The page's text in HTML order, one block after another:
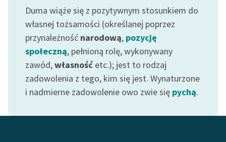
Duma wiąże się z pozytywnym stosunkiem do
własnej tożsamości (określanej poprzez
przynależność narodową, pozycję
społeczną, pełnioną rolę, wykonywany
zawód,własność etc.); jest to rodzaj
zadowolenia z tego, kim się jest. Wynaturzone
i nadmierne zadowolenie owo zwie się pychą.